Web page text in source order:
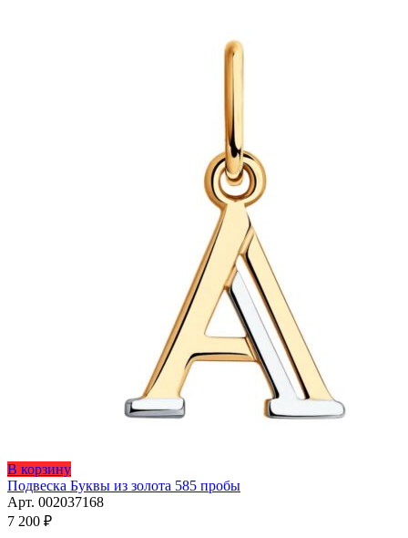
В корзину
Подвеска Буквы из золота 585 пробы
Арт. 002037168
7 200 ₽